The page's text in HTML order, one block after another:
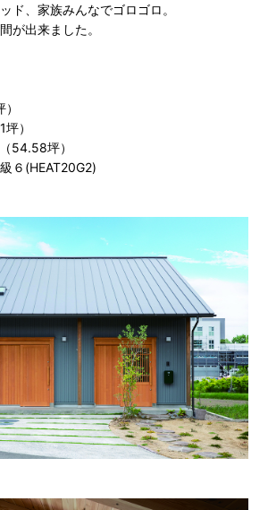
ド、家族みんなでゴロゴロ。
が出来ました。
）
54.58坪）
６(HEAT20G2)